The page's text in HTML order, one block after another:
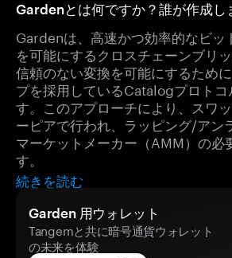
Gardenとは何ですか？誰が作成し
Gardenは、高速かつ効率的なビッ
を可能にするクロスチェーンブリッ
信頼のない変換を可能にするため
プを採用しているCatalogプロトコ
す。このアプローチにより、スワ
ーピアで行われ、ラッピング/アン
マーケットメーカー（AMM）の必
す。
続きを読む
Garden 用ウォレット
Tangemと共に暗号通貨ウォレット
の未来を体験